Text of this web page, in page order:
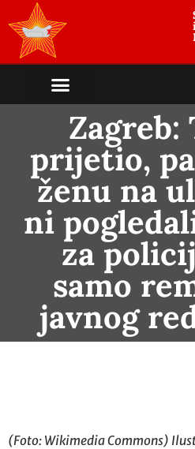
Zagreb:
prijetio,
ženu na
ni
za
samo
javnog
(Foto: Wikimedia Commons)